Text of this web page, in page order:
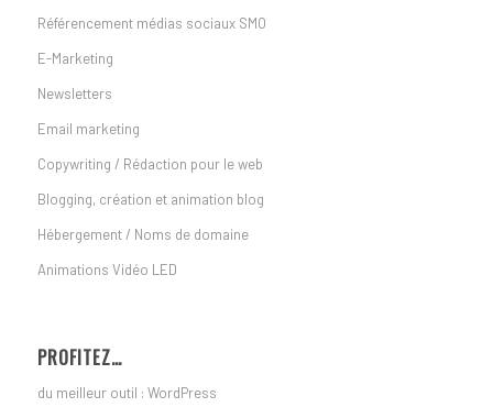
Référencement médias sociaux SMO
E-Marketing
Newsletters
Email marketing
Copywriting / Rédaction pour le web
Blogging, création et animation blog
Hébergement / Noms de domaine
Animations Vidéo LED
PROFITEZ…
du meilleur outil : WordPress